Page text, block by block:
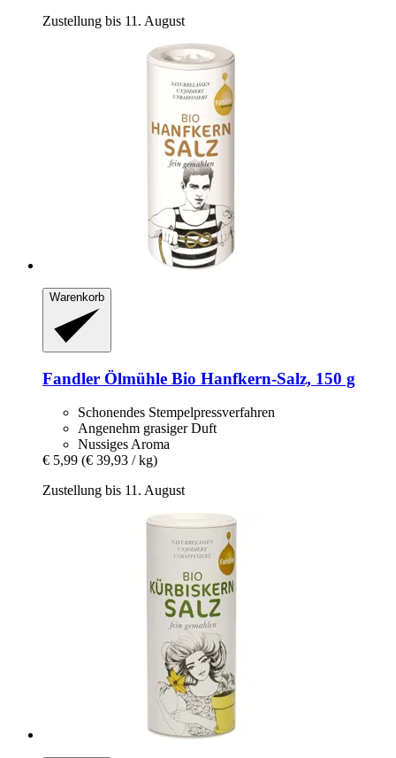
Zustellung bis 11. August
Warenkorb
Fandler Ölmühle Bio Hanfkern-​Salz, 150 g
Schonendes Stempelpressverfahren
Angenehm grasiger Duft
Nussiges Aroma
€ 5,99 (€ 39,93 / kg)
Zustellung bis 11. August